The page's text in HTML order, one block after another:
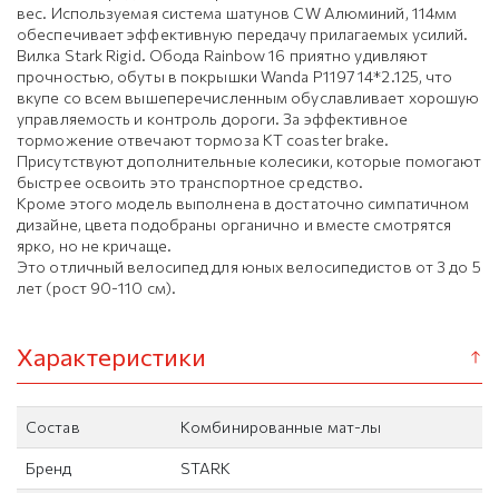
вес. Используемая система шатунов CW Алюминий, 114мм
обеспечивает эффективную передачу прилагаемых усилий.
Вилка Stark Rigid. Обода Rainbow 16 приятно удивляют
прочностью, обуты в покрышки Wanda P1197 14*2.125, что
вкупе со всем вышеперечисленным обуславливает хорошую
управляемость и контроль дороги. За эффективное
торможение отвечают тормоза KT coaster brake.
Присутствуют дополнительные колесики, которые помогают
быстрее освоить это транспортное средство.
Кроме этого модель выполнена в достаточно симпатичном
дизайне, цвета подобраны органично и вместе смотрятся
ярко, но не кричаще.
Это отличный велосипед для юных велосипедистов от 3 до 5
лет (рост 90-110 см).
Характеристики
Состав Комбинированные мат-лы
Бренд STARK